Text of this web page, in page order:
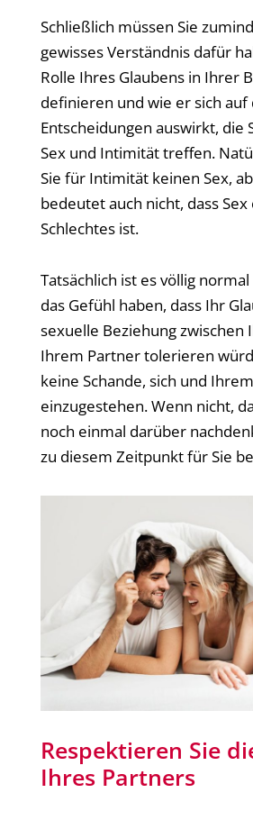
Schließlich müssen Sie
gewisses Verständnis dafür
Rolle Ihres Glaubens in Ihrer
definieren und wie er sich auf
Entscheidungen auswirkt, die
Sex und Intimität treffen.
Sie für Intimität keinen Sex,
bedeutet auch nicht, dass Sex
Schlechtes ist.
Tatsächlich ist es völlig
das Gefühl haben, dass Ihr
sexuelle Beziehung zwischen
Ihrem Partner tolerieren
keine Schande, sich und
einzugestehen. Wenn nicht,
noch einmal darüber
zu diesem Zeitpunkt für Sie
Respektieren Sie
Ihres Partners